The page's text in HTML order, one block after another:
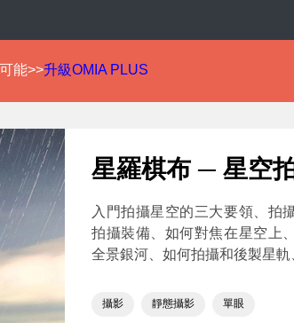
能>>升級OMIA PLUS
星羅棋布 ─ 星空
入門拍攝星空的三大要領、拍
拍攝裝備、如何對焦在星空上
全景銀河、如何拍攝和後製星軌
攝影 靜態攝影 單眼